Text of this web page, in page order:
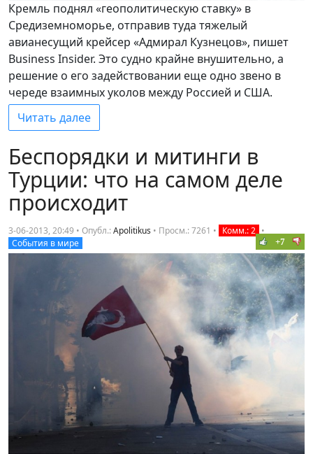
Кремль поднял «геополитическую ставку» в
Средиземноморье, отправив туда тяжелый
авианесущий крейсер «Адмирал Кузнецов», пишет
Business Insider. Это судно крайне внушительно, а
решение о его задействовании еще одно звено в
череде взаимных уколов между Россией и США.
Читать далее
Беспорядки и митинги в
Турции: что на самом деле
происходит
3-06-2013, 20:49 • Опубл.:Apolitikus • Просм.: 7261 • Комм.: 2 •
События в мире
+7